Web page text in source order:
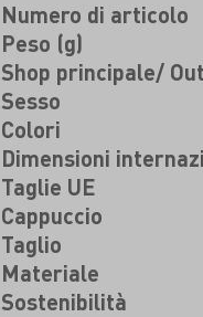
Numero di articolo
Peso (g)
Shop principale/
Sesso
Colori
Dimensioni
Taglie UE
Cappuccio
Taglio
Materiale
Sostenibilità